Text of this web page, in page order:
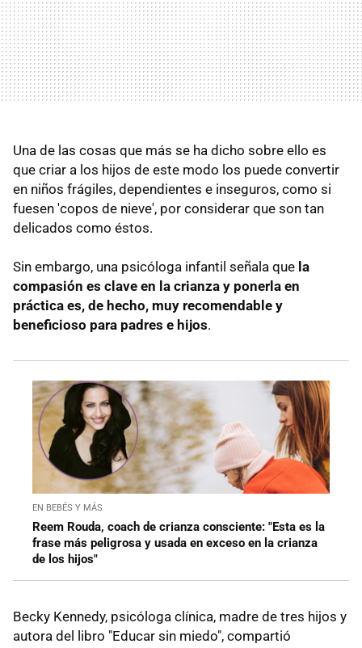
Una de las cosas que más se ha dicho sobre ello es
que criar a los hijos de este modo los puede convertir
en niños frágiles, dependientes e inseguros, como si
fuesen 'copos de nieve', por considerar que son tan
delicados como éstos.
Sin embargo, una psicóloga infantil señala que la
compasión es clave en la crianza y ponerla en
práctica es, de hecho, muy recomendable y
beneficioso para padres e hijos.
EN BEBÉS Y MÁS
Reem Rouda, coach de crianza consciente: "Esta es la
frase más peligrosa y usada en exceso en la crianza
de los hijos"
Becky Kennedy, psicóloga clínica, madre de tres hijos y
autora del libro "Educar sin miedo", compartió